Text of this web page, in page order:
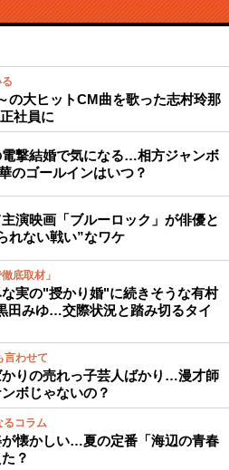
の大ヒットCM曲を歌った志村玲那
社員に
電撃結婚で気になる…相方ジャンボ
のゴールインはいつ？
演映画「ブルーロック」が俳優と
れない戦い”なワケ
底取材」
実の"授かり婚"に続きそうな有村
田みゆ…交際状況と踏み切るタイ
言わせて
りの売れっ子芸人ばかり…漫才師
ボじゃないの？
るコラム
懐かしい…夏の定番「海辺の青春
？